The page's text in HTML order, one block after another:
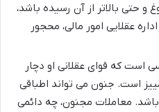
حتی بالاتر از آن رسیده باشد،
عقلایی امور مالی، محجور
است که قوای عقلانی او دچار
است. جنون می تواند اطباقی
معاملات مجنون، چه دائمی